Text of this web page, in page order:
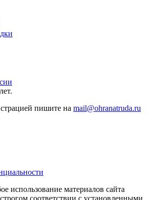
пишите на mail@ohranatruda.ru
материалов сайта
соответствии с установленными